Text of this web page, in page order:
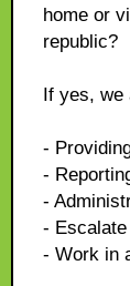
home or
republic?
If yes, we
-
-
-
-
- Work in